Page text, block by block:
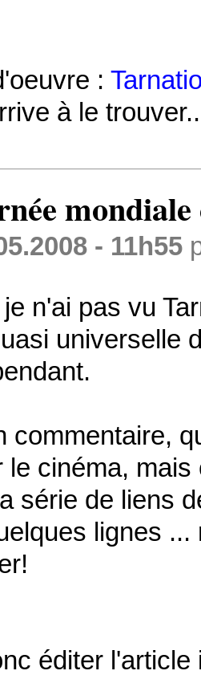
:
à le
- 11h55
n'ai pas vu
universelle
commentaire,
le cinéma,
série de liens
lignes
éditer